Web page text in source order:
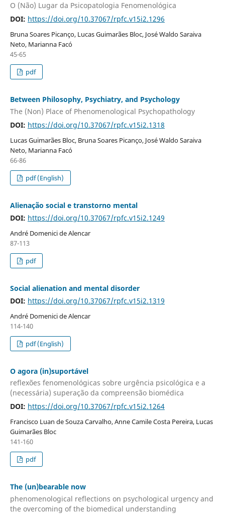
O (Não) Lugar da Psicopatologia Fenomenológica
DOI: https://doi.org/10.37067/rpfc.v15i2.1296
Bruna Soares Picanço, Lucas Guimarães Bloc, José Waldo Saraiva
Neto, Marianna Facó
45-65
pdf
Between Philosophy, Psychiatry, and Psychology
The (Non) Place of Phenomenological Psychopathology
DOI: https://doi.org/10.37067/rpfc.v15i2.1318
Lucas Guimarães Bloc, Bruna Soares Picanço, José Waldo Saraiva
Neto, Marianna Facó
66-86
pdf (English)
Alienação social e transtorno mental
DOI: https://doi.org/10.37067/rpfc.v15i2.1249
André Domenici de Alencar
87-113
pdf
Social alienation and mental disorder
DOI: https://doi.org/10.37067/rpfc.v15i2.1319
André Domenici de Alencar
114-140
pdf (English)
O agora (in)suportável
reflexões fenomenológicas sobre urgência psicológica e a
(necessária) superação da compreensão biomédica
DOI: https://doi.org/10.37067/rpfc.v15i2.1264
Francisco Luan de Souza Carvalho, Anne Camile Costa Pereira, Lucas
Guimarães Bloc
141-160
pdf
The (un)bearable now
phenomenological reflections on psychological urgency and
the overcoming of the biomedical understanding